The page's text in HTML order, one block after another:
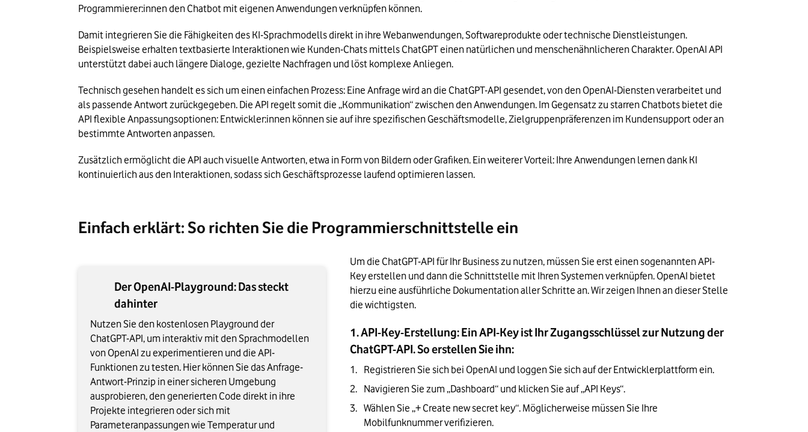
Programmierer:innen den Chatbot mit eigenen Anwendungen verknüpfen können.
Damit integrieren Sie die Fähigkeiten des KI-Sprachmodells direkt in ihre Webanwendungen, Softwareprodukte oder technische Dienstleistungen.
Beispielsweise erhalten textbasierte Interaktionen wie Kunden-Chats mittels ChatGPT einen natürlichen und menschenähnlicheren Charakter. OpenAI API
unterstützt dabei auch längere Dialoge, gezielte Nachfragen und löst komplexe Anliegen.
Technisch gesehen handelt es sich um einen einfachen Prozess: Eine Anfrage wird an die ChatGPT-API gesendet, von den OpenAI-Diensten verarbeitet und
als passende Antwort zurückgegeben. Die API regelt somit die „Kommunikation“ zwischen den Anwendungen. Im Gegensatz zu starren Chatbots bietet die
API flexible Anpassungsoptionen: Entwickler:innen können sie auf ihre spezifischen Geschäftsmodelle, Zielgruppenpräferenzen im Kundensupport oder an
bestimmte Antworten anpassen.
Zusätzlich ermöglicht die API auch visuelle Antworten, etwa in Form von Bildern oder Grafiken. Ein weiterer Vorteil: Ihre Anwendungen lernen dank KI
kontinuierlich aus den Interaktionen, sodass sich Geschäftsprozesse laufend optimieren lassen.
Einfach erklärt: So richten Sie die Programmierschnittstelle ein
Der OpenAI-Playground: Das steckt
dahinter
Nutzen Sie den kostenlosen Playground der
ChatGPT-API, um interaktiv mit den Sprachmodellen
von OpenAI zu experimentieren und die API-
Funktionen zu testen. Hier können Sie das Anfrage-
Antwort-Prinzip in einer sicheren Umgebung
ausprobieren, den generierten Code direkt in ihre
Projekte integrieren oder sich mit
Parameteranpassungen wie Temperatur und
Um die ChatGPT-API für Ihr Business zu nutzen, müssen Sie erst einen sogenannten API-
Key erstellen und dann die Schnittstelle mit Ihren Systemen verknüpfen. OpenAI bietet
hierzu eine ausführliche Dokumentation aller Schritte an. Wir zeigen Ihnen an dieser Stelle
die wichtigsten.
1. API-Key-Erstellung: Ein API-Key ist Ihr Zugangsschlüssel zur Nutzung der
ChatGPT-API. So erstellen Sie ihn:
Registrieren Sie sich bei OpenAI und loggen Sie sich auf der Entwicklerplattform ein.
Navigieren Sie zum „Dashboard“ und klicken Sie auf „API Keys“.
Wählen Sie „+ Create new secret key“. Möglicherweise müssen Sie Ihre
Mobilfunknummer verifizieren.